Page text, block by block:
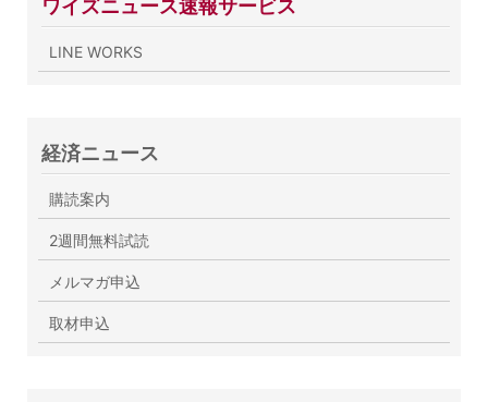
ワイズニュース速報サービス
LINE WORKS
経済ニュース
購読案内
2週間無料試読
メルマガ申込
取材申込